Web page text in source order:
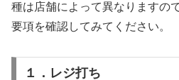
種は店舗によって異なりますの
要項を確認してみてください。
１．レジ打ち